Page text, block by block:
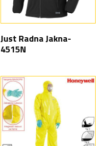
Just Radna Jakna-
4515N